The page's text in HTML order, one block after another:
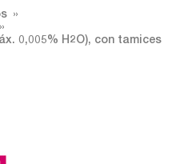
0,005% H2O), con tamices